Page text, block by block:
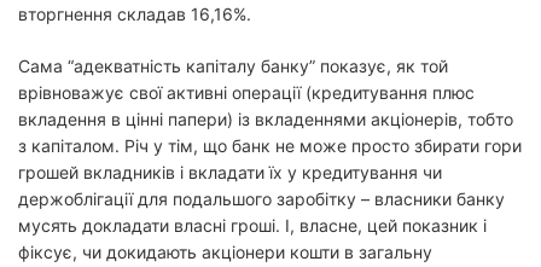
вторгнення складав 16,16%.
Сама “адекватність капіталу банку” показує, як той
врівноважує свої активні операції (кредитування плюс
вкладення в цінні папери) із вкладеннями акціонерів, тобто
з капіталом. Річ у тім, що банк не може просто збирати гори
грошей вкладників і вкладати їх у кредитування чи
держоблігації для подальшого заробітку – власники банку
мусять докладати власні гроші. І, власне, цей показник і
фіксує, чи докидають акціонери кошти в загальну